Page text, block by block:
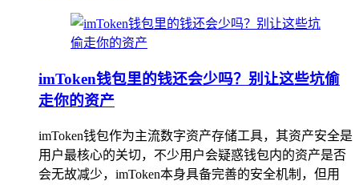
imToken钱包里的钱还会少吗？别让这些坑偷
走你的资产
imToken钱包作为主流数字资产存储工具，其资产安全是
用户最核心的关切，不少用户会疑惑钱包内的资产是否
会无故减少，imToken本身具备完善的安全机制，但用